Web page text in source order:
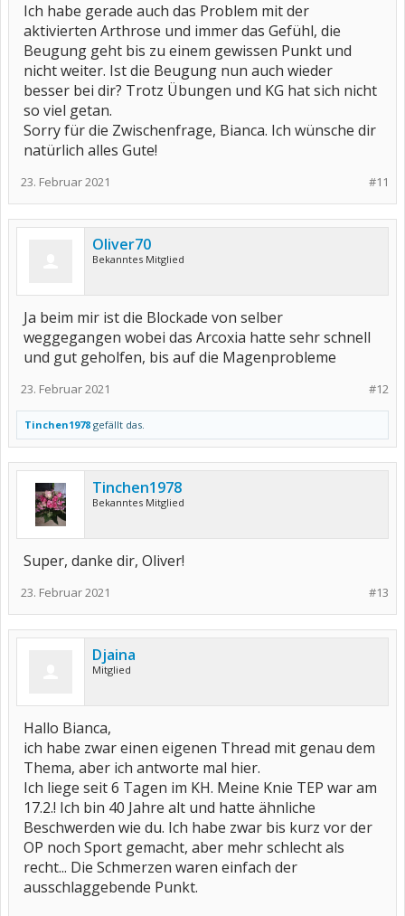
bemerkbar und der Schmerz lässt sich aber tolerieren. Ich hoffe
das ich wenigstens noch 10 bis 15 Jahre ohne OP schaffe. Die
Hylaloron Spritzen würde ich auf jedenfall weiterempfehlen, da
Altenative NSAR mein Magen nicht lange durchhalten würde.
VG Oliver
Ich habe gerade auch das Problem mit der
aktivierten Arthrose und immer das Gefühl, die
Beugung geht bis zu einem gewissen Punkt und
nicht weiter. Ist die Beugung nun auch wieder
besser bei dir? Trotz Übungen und KG hat sich nicht
so viel getan.
Sorry für die Zwischenfrage, Bianca. Ich wünsche dir
natürlich alles Gute!
#11
23. Februar 2021
Oliver70
Bekanntes Mitglied
Ja beim mir ist die Blockade von selber
weggegangen wobei das Arcoxia hatte sehr schnell
und gut geholfen, bis auf die Magenprobleme
#12
23. Februar 2021
Tinchen1978 gefällt das.
Tinchen1978
Bekanntes Mitglied
Super, danke dir, Oliver!
#13
23. Februar 2021
Djaina
Mitglied
Hallo Bianca,
ich habe zwar einen eigenen Thread mit genau dem
Thema, aber ich antworte mal hier.
Ich liege seit 6 Tagen im KH. Meine Knie TEP war am
17.2.! Ich bin 40 Jahre alt und hatte ähnliche
Beschwerden wie du. Ich habe zwar bis kurz vor der
OP noch Sport gemacht, aber mehr schlecht als
recht... Die Schmerzen waren einfach der
ausschlaggebende Punkt.